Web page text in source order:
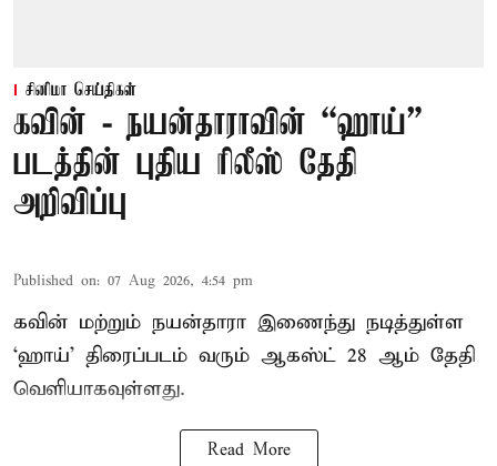
சினிமா செய்திகள்
கவின் - நயன்தாராவின் “ஹாய்”
படத்தின் புதிய ரிலீஸ் தேதி
அறிவிப்பு
Published on: 07 Aug 2026, 4:54 pm
கவின் மற்றும் நயன்தாரா இணைந்து நடித்துள்ள
‘ஹாய்’ திரைப்படம் வரும் ஆகஸ்ட் 28 ஆம் தேதி
வெளியாகவுள்ளது.
Read More